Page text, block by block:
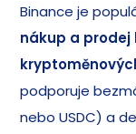
Binance je
nákup a
podporuje
nebo USDC) a